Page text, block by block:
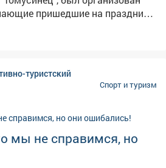
в различных играх, этафетах
с места, наклон на
вперед, сгибание и
был всегда
желанием и азартом
вида комплекса ГТО. За
и выполнение видов на знак ,
сладкими призами. Все кто
туристский
Спорт и туризм
мы не справимся, но